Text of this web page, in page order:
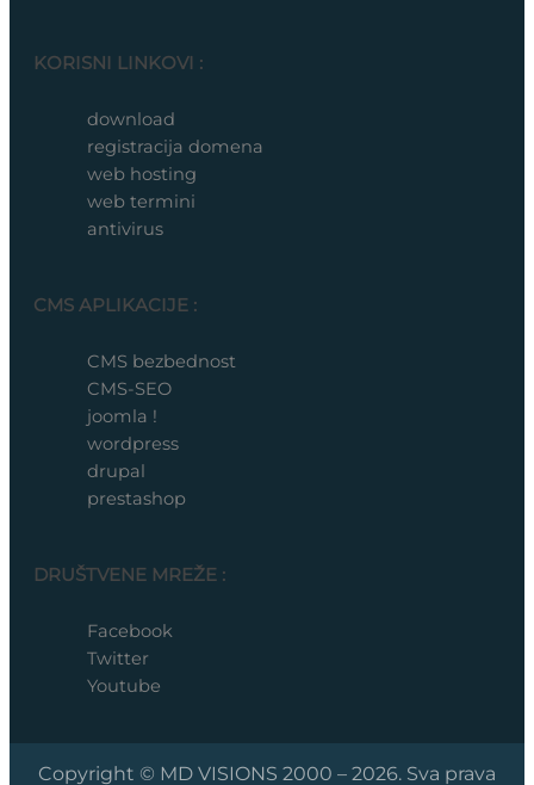
KORISNI LINKOVI :
download
registracija domena
web hosting
web termini
antivirus
CMS APLIKACIJE :
CMS bezbednost
CMS-SEO
joomla !
wordpress
drupal
prestashop
DRUŠTVENE MREŽE :
Facebook
Twitter
Youtube
Copyright © MD VISIONS 2000 – 2026. Sva prava